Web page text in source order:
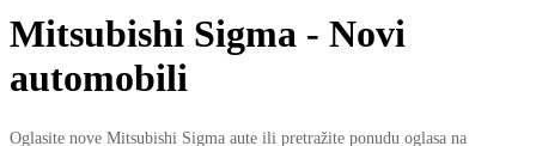
Mitsubishi Sigma - Novi
automobili
Oglasite nove Mitsubishi Sigma aute ili pretražite ponudu oglasa na